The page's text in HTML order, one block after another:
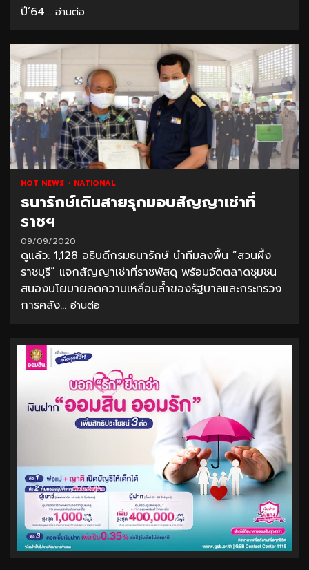
ปี’64... อ่านต่อ
HOT NEWS NATIONAL
ธนารักษ์เดินสายรุกมอบสัญญาเช่าที่
ราชฯ
09/09/2020
ดูแล้ว: 1,128 อธิบดีกรมธนารักษ์ นำทีมลงพื้น “สวนผึ้ง
ราชบุรี” แจกสัญญาเช่าที่ราชพัสดุ พร้อมจัดตลาดชุมชน
สนองนโยบายลดความเหลื่อมล้ำของรัฐบาลและกระทรวง
การคลัง... อ่านต่อ